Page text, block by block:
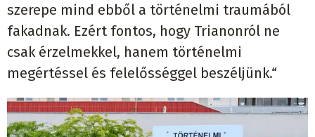
szerepe mind ebből a történelmi traumából
fakadnak. Ezért fontos, hogy Trianonról ne
csak érzelmekkel, hanem történelmi
megértéssel és felelősséggel beszéljünk.“